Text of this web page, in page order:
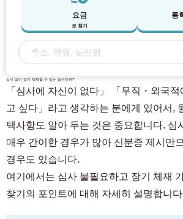
요금
로 찾기
통
심사 없이 장기 체재할 수 있는 옵션이란?
「심사에 자신이 없다」 「무직・외국
고 싶다」라고 생각하는 분에게 있어서,
택사항도 알아 두는 것은 중요합니다. 심
매우 간이한 경우가 많아 신분증 제시만
경우도 있습니다.
여기에서는 심사 불필요하고 장기 체재
찾기의 포인트에 대해 자세히 설명합니